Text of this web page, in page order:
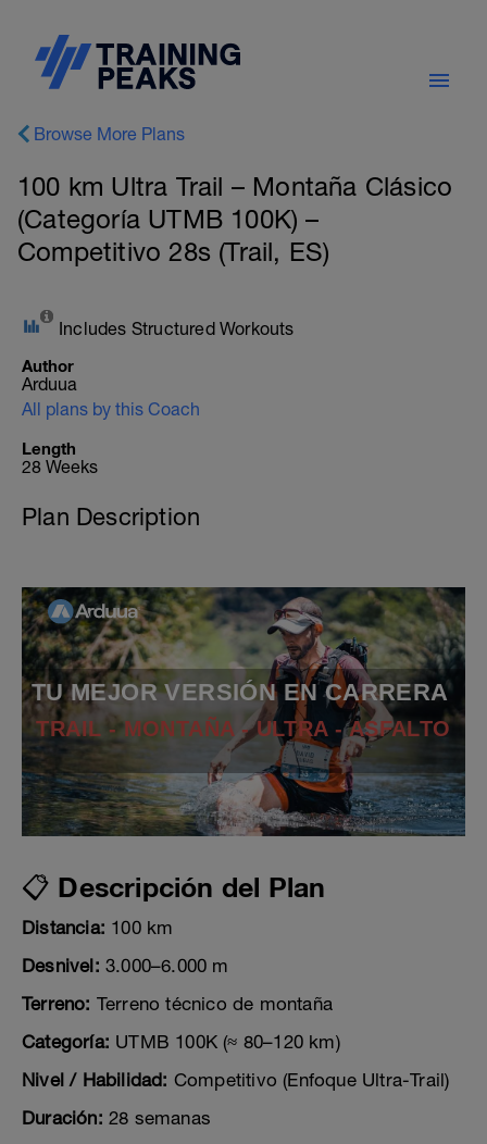
Browse More Plans
100 km Ultra Trail – Montaña Clásico
(Categoría UTMB 100K) –
Competitivo 28s (Trail, ES)
Includes Structured Workouts
Author
Arduua
All plans by this Coach
Length
28 Weeks
Plan Description
TU MEJOR VERSIÓN EN CARRERA
TRAIL - MONTAÑA - ULTRA - ASFALTO
📋 Descripción del Plan
Distancia: 100 km
Desnivel: 3.000–6.000 m
Terreno: Terreno técnico de montaña
Categoría: UTMB 100K (≈ 80–120 km)
Nivel / Habilidad: Competitivo (Enfoque Ultra-Trail)
Duración: 28 semanas